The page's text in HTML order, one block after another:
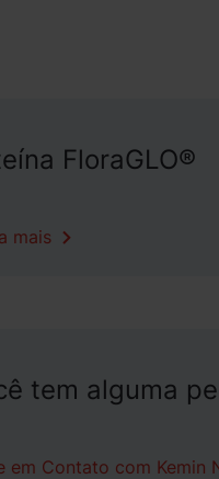
FloraGLO®
mais
tem alguma
em Contato com Kemin